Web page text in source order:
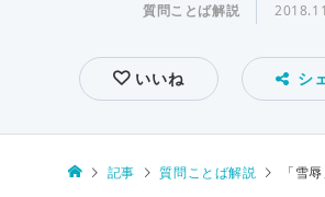
質問ことば解説
いいね シ
記事 質問ことば解説 「雪